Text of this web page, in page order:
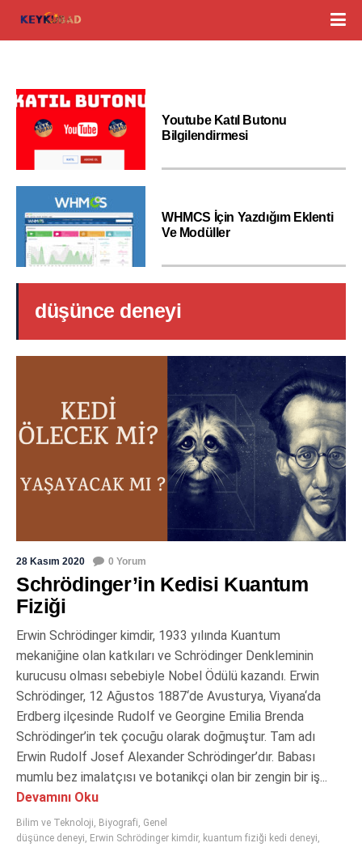
Youtube Katıl Butonu
Bilgilendirmesi
WHMCS İçin Yazdığım Eklenti
Ve Modüller
düşünce deneyi
28 Kasım 2020 0 Yorum
Schrödinger’in Kedisi Kuantum
Fiziği
Erwin Schrödinger kimdir, 1933 yılında Kuantum
mekaniğine olan katkıları ve Schrödinger Denkleminin
kurucusu olması sebebiyle Nobel Ödülü kazandı. Erwin
Schrödinger, 12 Ağustos 1887‘de Avusturya, Viyana‘da
Erdberg ilçesinde Rudolf ve Georgine Emilia Brenda
Schrödinger’in tek çocuğu olarak doğmuştur. Tam adı
Erwin Rudolf Josef Alexander Schrödinger’dır. Babası
mumlu bez imalatçısı ve botanikçi olan bir zengin bir iş...
Devamını Oku
Bilim ve Teknoloji, Biyografi, Genel
düşünce deneyi, Erwin Schrödinger kimdir, kuantum fiziği kedi deneyi,